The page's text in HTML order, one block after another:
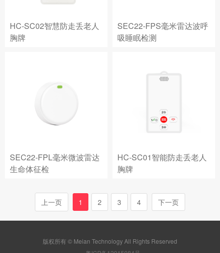
HC-SC02智慧防走丢老人
胸牌
SEC22-FPS毫米雷达波呼
吸睡眠检测
SEC22-FPL毫米微波雷达
生命体征检
HC-SC01智能防走丢老人
胸牌
上一页 1 2 3 4 下一页
版权所有 © Meian Technology All Rights Reserved